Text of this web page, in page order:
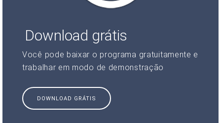
Download grátis
Você pode baixar o programa gratuitamente e
trabalhar em modo de demonstração
DOWNLOAD GRÁTIS